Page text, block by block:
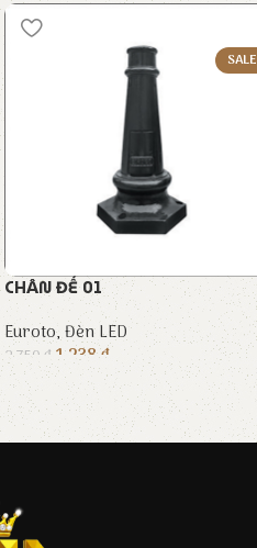
SALE
CHÂN ĐẾ 01
Euroto, Đèn LED
2.750 ₫ 1.238₫